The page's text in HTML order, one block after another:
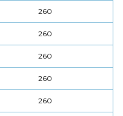
260
260
260
260
260